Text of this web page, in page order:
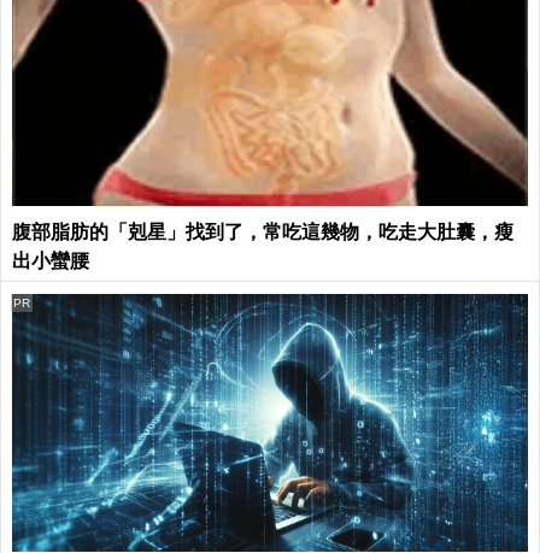
腹部脂肪的「剋星」找到了，常吃這幾物，吃走大肚囊，瘦
出小蠻腰
PR